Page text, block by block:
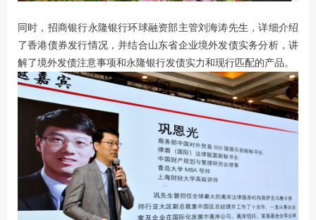
同时，招商银行永隆银行环球融资部主管刘海涛先生，详细介绍
了香港债券发行情况，并结合山东省企业境外发债实务分析，讲
解了境外发债注意事项和永隆银行发债实力和现行匹配的产品。